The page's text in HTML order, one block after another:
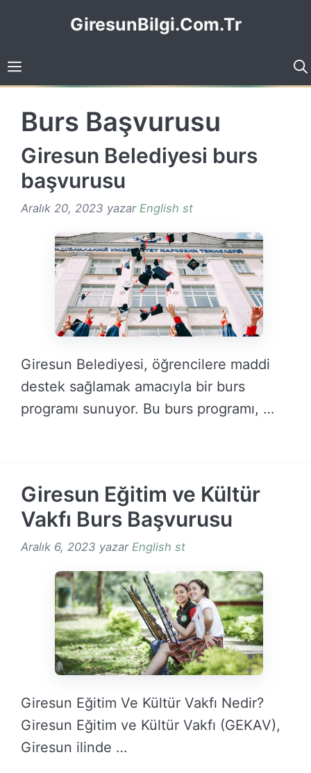
GiresunBilgi.Com.Tr
Burs Başvurusu
Giresun Belediyesi burs
başvurusu
Aralık 20, 2023 yazar English st
Giresun Belediyesi, öğrencilere maddi
destek sağlamak amacıyla bir burs
programı sunuyor. Bu burs programı, …
Giresun Eğitim ve Kültür
Vakfı Burs Başvurusu
Aralık 6, 2023 yazar English st
Giresun Eğitim Ve Kültür Vakfı Nedir?
Giresun Eğitim ve Kültür Vakfı (GEKAV),
Giresun ilinde …